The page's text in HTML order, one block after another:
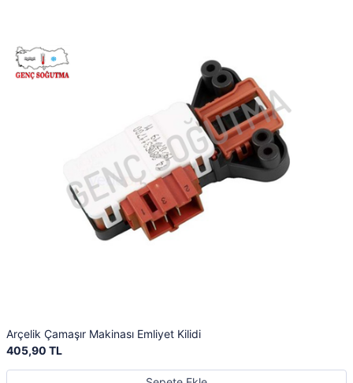
Arçelik Çamaşır Makinası Emliyet Kilidi
405,90 TL